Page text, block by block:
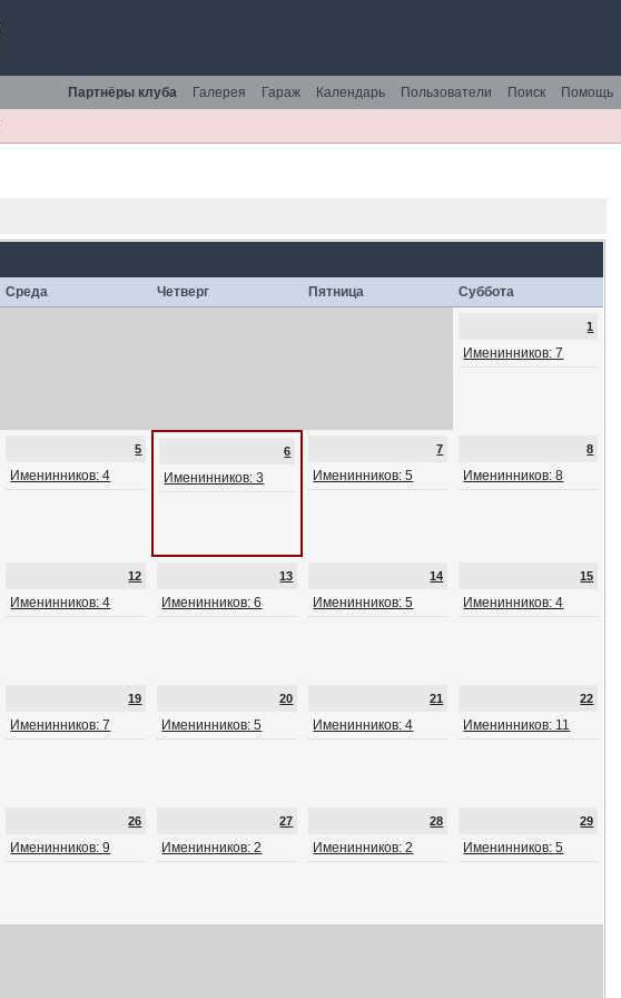
Помощь
Поиск
Пользователи
Календарь
Гараж
Галерея
Партнёры клуба
Среда Четверг Пятница Суббота
1
Именинников: 7
5
Именинников: 4
6
Именинников: 3
7
Именинников: 5
8
Именинников: 8
12
Именинников: 4
13
Именинников: 6
14
Именинников: 5
15
Именинников: 4
19
Именинников: 7
20
Именинников: 5
21
Именинников: 4
22
Именинников: 11
26
Именинников: 9
27
Именинников: 2
28
Именинников: 2
29
Именинников: 5